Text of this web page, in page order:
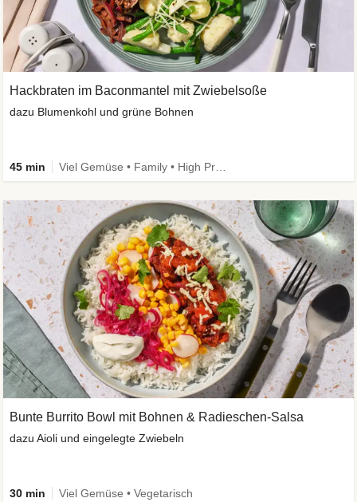
Hackbraten im Baconmantel mit Zwiebelsoße
dazu Blumenkohl und grüne Bohnen
45 min
Bunte Burrito Bowl mit Bohnen & Radieschen-Salsa
dazu Aioli und eingelegte Zwiebeln
30 min Viel Gemüse • Vegetarisch